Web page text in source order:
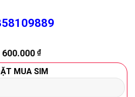
600.000 ₫
MUA SIM